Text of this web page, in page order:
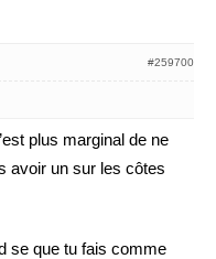
#259700
plus marginal de ne
avoir un sur les côtes
se que tu fais comme